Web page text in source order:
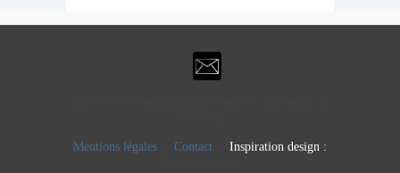
Mentions légales Contact
Inspiration design :